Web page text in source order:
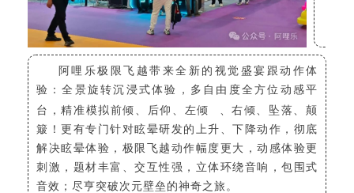
阿哩乐极限飞越带来全新的视觉盛宴跟动作体
验：全景旋转沉浸式体验，多自由度全方位动感平
台，精准模拟前倾、后仰、 左倾
、右倾、坠落、颠
簸！更有专门针对眩晕研发的上升、下降动作，彻底
解决眩晕体验，极限飞越动作幅度更大，动感体验更
刺激，题材丰富、交互性强，立体环绕音响，包围式
音效；尽亨突破次元壁垒的神奇之旅。